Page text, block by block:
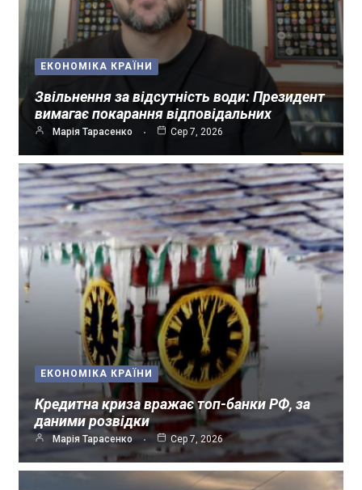
ЕКОНОМІКА КРАЇНИ
Звільнення за відсутність води: Президент
вимагає покарання відповідальних
Марія Тарасенко Сер 7, 2026
ЕКОНОМІКА КРАЇНИ
Кредитна криза вражає топ-банки РФ, за
даними розвідки
Марія Тарасенко Сер 7, 2026